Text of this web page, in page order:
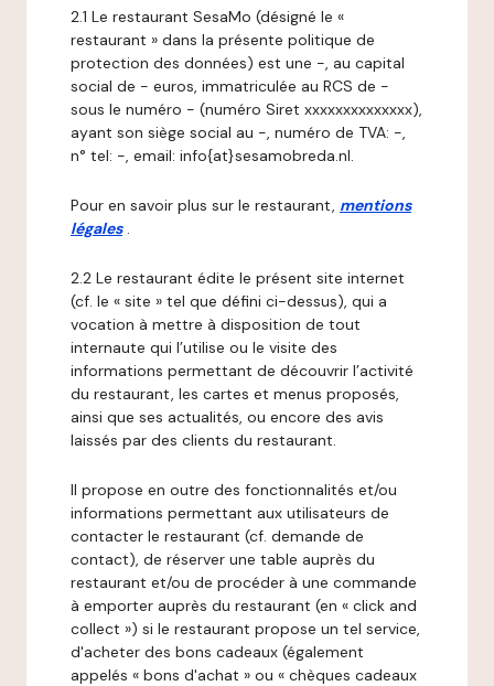
2.1 Le restaurant SesaMo (désigné le «
restaurant » dans la présente politique de
protection des données) est une -, au capital
social de - euros, immatriculée au RCS de -
sous le numéro - (numéro Siret xxxxxxxxxxxxxx),
ayant son siège social au -, numéro de TVA: -,
n° tel: -, email: info{at}sesamobreda.nl.
Pour en savoir plus sur le restaurant, mentions
légales .
2.2 Le restaurant édite le présent site internet
(cf. le « site » tel que défini ci-dessus), qui a
vocation à mettre à disposition de tout
internaute qui l’utilise ou le visite des
informations permettant de découvrir l’activité
du restaurant, les cartes et menus proposés,
ainsi que ses actualités, ou encore des avis
laissés par des clients du restaurant.
Il propose en outre des fonctionnalités et/ou
informations permettant aux utilisateurs de
contacter le restaurant (cf. demande de
contact), de réserver une table auprès du
restaurant et/ou de procéder à une commande
à emporter auprès du restaurant (en « click and
collect ») si le restaurant propose un tel service,
d'acheter des bons cadeaux (également
appelés « bons d'achat » ou « chèques cadeaux